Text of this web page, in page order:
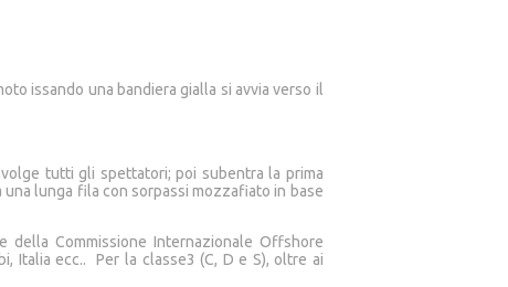
issando una bandiera gialla si avvia verso il
tutti gli spettatori; poi subentra la prima
lunga fila con sorpassi mozzafiato in base
della Commissione Internazionale Offshore
Italia ecc.. Per la classe3 (C, D e S), oltre ai